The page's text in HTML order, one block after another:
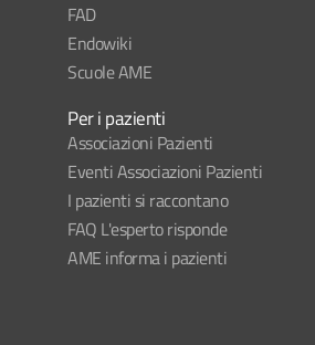
FAD
Endowiki
Scuole AME
Per i pazienti
Associazioni Pazienti
Eventi Associazioni Pazienti
I pazienti si raccontano
FAQ L'esperto risponde
AME informa i pazienti